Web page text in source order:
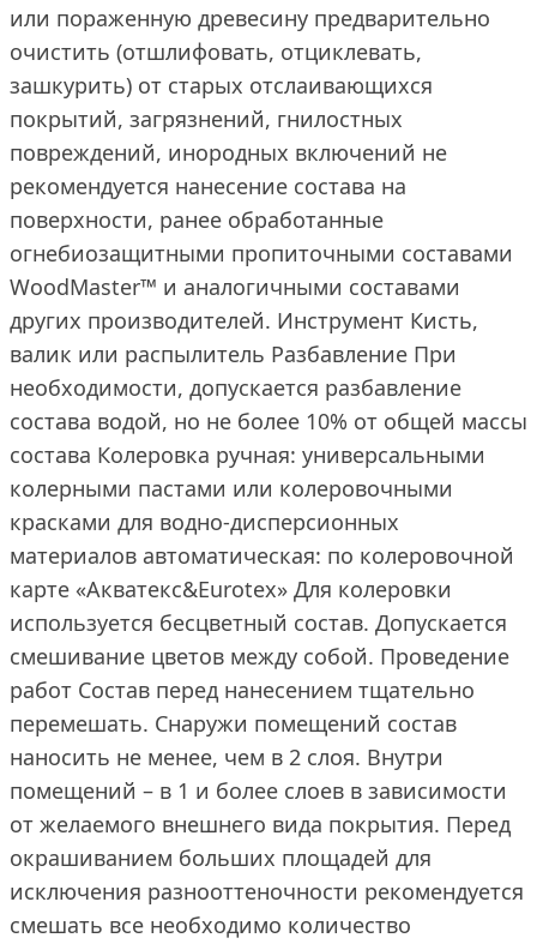
или пораженную древесину предварительно
очистить (отшлифовать, отциклевать,
зашкурить) от старых отслаивающихся
покрытий, загрязнений, гнилостных
повреждений, инородных включений не
рекомендуется нанесение состава на
поверхности, ранее обработанные
огнебиозащитными пропиточными составами
WoodMaster™ и аналогичными составами
других производителей. Инструмент Кисть,
валик или распылитель Разбавление При
необходимости, допускается разбавление
состава водой, но не более 10% от общей массы
состава Колеровка ручная: универсальными
колерными пастами или колеровочными
красками для водно-дисперсионных
материалов автоматическая: по колеровочной
карте «Акватекс&Eurotex» Для колеровки
используется бесцветный состав. Допускается
смешивание цветов между собой. Проведение
работ Состав перед нанесением тщательно
перемешать. Снаружи помещений состав
наносить не менее, чем в 2 слоя. Внутри
помещений – в 1 и более слоев в зависимости
от желаемого внешнего вида покрытия. Перед
окрашиванием больших площадей для
исключения разнооттеночности рекомендуется
смешать все необходимо количество